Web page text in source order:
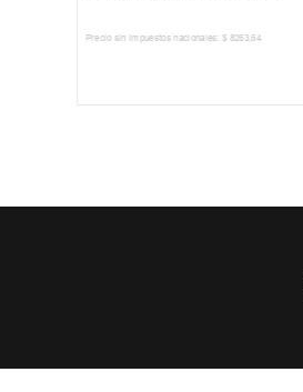
Precio sin impuestos nacionales: $ 8263,64